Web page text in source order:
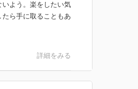
よう。楽をしたい気
ら手に取ることもあ
詳細をみる